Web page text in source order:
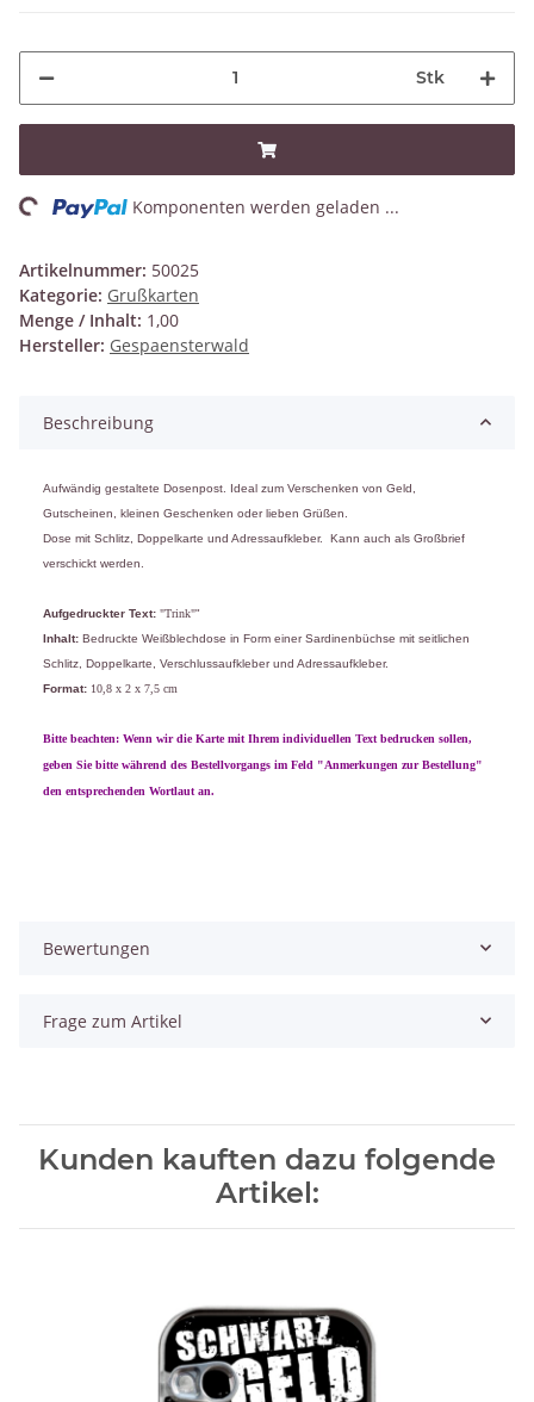
Stk
Komponenten werden geladen ...
Artikelnummer: 50025
Kategorie: Grußkarten
Menge / Inhalt: 1,00
Hersteller: Gespaensterwald
Beschreibung
Aufwändig gestaltete Dosenpost. Ideal zum Verschenken von Geld,
Gutscheinen, kleinen Geschenken oder lieben Grüßen.
Dose mit Schlitz, Doppelkarte und Adressaufkleber. Kann auch als Großbrief
verschickt werden.
Aufgedruckter Text: "Trink""
Inhalt: Bedruckte Weißblechdose in Form einer Sardinenbüchse mit seitlichen
Schlitz, Doppelkarte, Verschlussaufkleber und Adressaufkleber.
Format: 10,8 x 2 x 7,5 cm
Bitte beachten: Wenn wir die Karte mit Ihrem individuellen Text bedrucken sollen,
geben Sie bitte während des Bestellvorgangs im Feld "Anmerkungen zur Bestellung"
den entsprechenden Wortlaut an.
Bewertungen
Frage zum Artikel
Kunden kauften dazu folgende
Artikel: